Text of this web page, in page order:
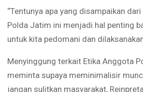
“Tentunya apa yang disampaikan
Polda Jatim ini menjadi hal penting
untuk kita pedomani dan
Menyinggung terkait Etika Anggota
meminta supaya meminimalisir
jangan sulitkan masyarakat,